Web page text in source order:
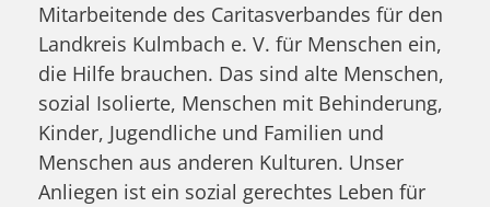
Mitarbeitende des Caritasverbandes für den
Landkreis Kulmbach e. V. für Menschen ein,
die Hilfe brauchen. Das sind alte Menschen,
sozial Isolierte, Menschen mit Behinderung,
Kinder, Jugendliche und Familien und
Menschen aus anderen Kulturen. Unser
Anliegen ist ein sozial gerechtes Leben für